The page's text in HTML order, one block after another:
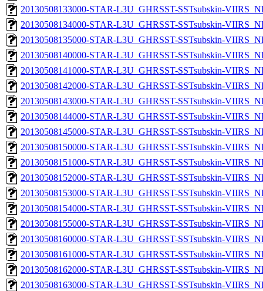
20130508133000-STAR-L3U_GHRSST-SSTsubskin-
20130508134000-STAR-L3U_GHRSST-SSTsubskin-
20130508135000-STAR-L3U_GHRSST-SSTsubskin-
20130508140000-STAR-L3U_GHRSST-SSTsubskin-
20130508141000-STAR-L3U_GHRSST-SSTsubskin-
20130508142000-STAR-L3U_GHRSST-SSTsubskin-
20130508143000-STAR-L3U_GHRSST-SSTsubskin-
20130508144000-STAR-L3U_GHRSST-SSTsubskin-
20130508145000-STAR-L3U_GHRSST-SSTsubskin-
20130508150000-STAR-L3U_GHRSST-SSTsubskin-
20130508151000-STAR-L3U_GHRSST-SSTsubskin-
20130508152000-STAR-L3U_GHRSST-SSTsubskin-
20130508153000-STAR-L3U_GHRSST-SSTsubskin-
20130508154000-STAR-L3U_GHRSST-SSTsubskin-
20130508155000-STAR-L3U_GHRSST-SSTsubskin-
20130508160000-STAR-L3U_GHRSST-SSTsubskin-
20130508161000-STAR-L3U_GHRSST-SSTsubskin-
20130508162000-STAR-L3U_GHRSST-SSTsubskin-
20130508163000-STAR-L3U_GHRSST-SSTsubskin-